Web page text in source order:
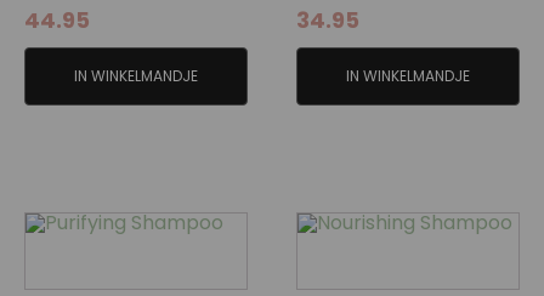
44.95
IN WINKELMANDJE
34.95
IN WINKELMANDJE